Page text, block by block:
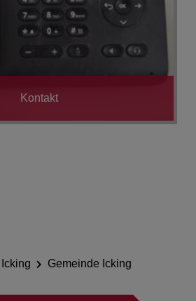
Kontakt
Gemeinde Icking